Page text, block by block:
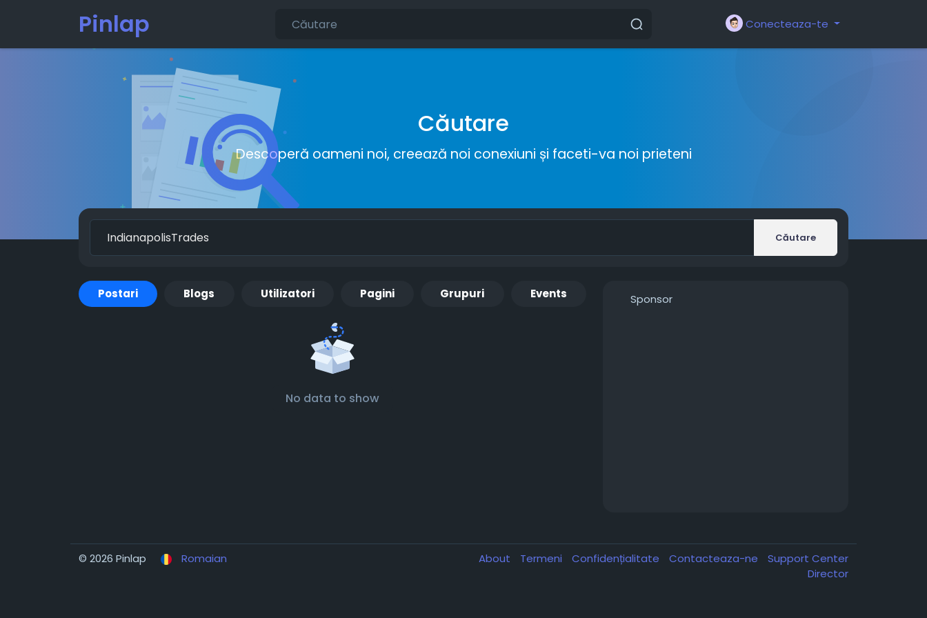
Pinlap Conecteaza-te
Căutare
Descoperă oameni noi, creează noi conexiuni și faceti-va noi prieteni
Căutare
Postari Blogs Utilizatori Pagini Grupuri Events
No data to show
Sponsor
© 2026 Pinlap Romaian About Termeni Confidențialitate Contacteaza-ne
Support Center
Director